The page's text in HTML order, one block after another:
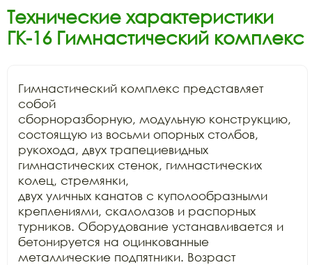
Технические характеристики
ГК-16 Гимнастический комплекс
Гимнастический комплекс представляет
собой
сборноразборную, модульную конструкцию,
состоящую из восьми опорных столбов,
рукохода, двух трапециевидных
гимнастических стенок, гимнастических
колец, стремянки,
двух уличных канатов с куполообразными
креплениями, скалолазов и распорных
турников. Оборудование устанавливается и
бетонируется на оцинкованные
металлические подпятники. Возраст